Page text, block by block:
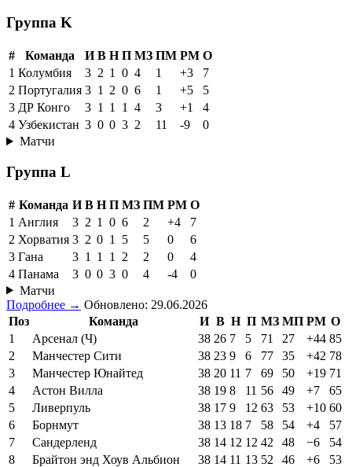
Группа K
# Команда И В Н П МЗ ПМ РМ О
1 Колумбия 3 2 1 0 4 1 +3
7
2 Португалия 3 1 2 0 6 1 +5
5
3 ДР Конго 3 1 1 1 4 3 +1
4
4 Узбекистан 3 0 0 3 2 11 -9
0
Матчи
Группа L
# Команда И В Н П МЗ ПМ РМ О
1 Англия 3 2 1 0 6 2 +4
7
2 Хорватия 3 2 0 1 5 5 0
6
3 Гана 3 1 1 1 2 2 0
4
4 Панама 3 0 0 3 0 4 -4
0
Матчи
Подробнее → Обновлено: 29.06.2026
Поз
Команда И В Н П МЗ МП РМ О
1
Арсенал (Ч) 38 26 7 5 71 27 +44 85
2
Манчестер Сити 38 23 9 6 77 35 +42 78
3
Манчестер Юнайтед 38 20 11 7 69 50 +19 71
4
Астон Вилла 38 19 8 11 56 49 +7
65
5
Ливерпуль 38 17 9 12 63 53 +10 60
6
Борнмут 38 13 18 7 58 54 +4
57
7
Сандерленд 38 14 12 12 42 48 −6
54
8
Брайтон энд Хоув Альбион 38 14 11 13 52 46 +6
53